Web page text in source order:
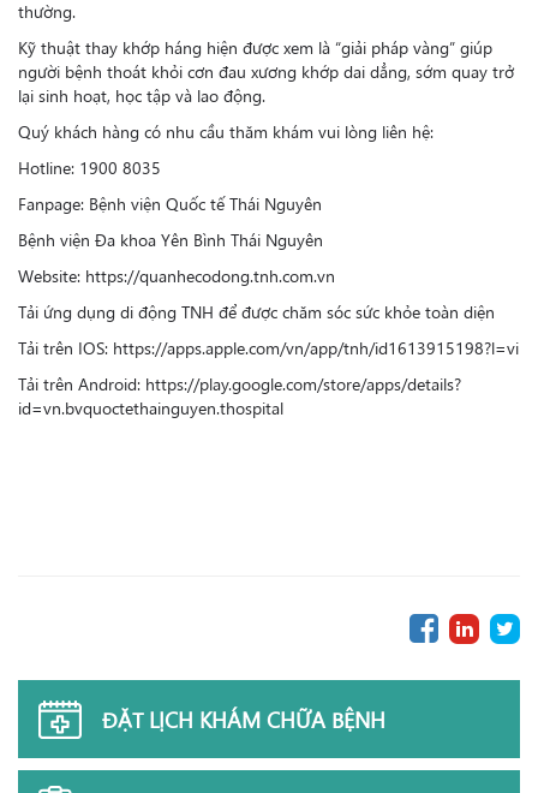
thường.
Kỹ thuật thay khớp háng hiện được xem là “giải pháp vàng” giúp
người bệnh thoát khỏi cơn đau xương khớp dai dẳng, sớm quay trở
lại sinh hoạt, học tập và lao động.
Quý khách hàng có nhu cầu thăm khám vui lòng liên hệ:
Hotline: 1900 8035
Fanpage: Bệnh viện Quốc tế Thái Nguyên
Bệnh viện Đa khoa Yên Bình Thái Nguyên
Website: https://quanhecodong.tnh.com.vn
Tải ứng dụng di động TNH để được chăm sóc sức khỏe toàn diện
Tải trên IOS: https://apps.apple.com/vn/app/tnh/id1613915198?l=vi
Tải trên Android: https://play.google.com/store/apps/details?
id=vn.bvquoctethainguyen.thospital
ĐẶT LỊCH KHÁM CHỮA BỆNH